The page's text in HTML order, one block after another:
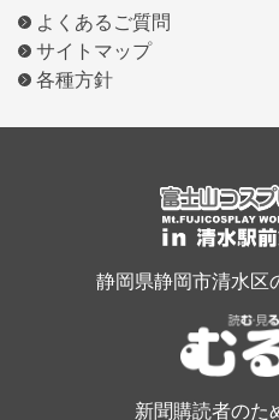
よくあるご質問
サイトマップ
各種方針
静岡県静岡市清水区
新聞購読者のた